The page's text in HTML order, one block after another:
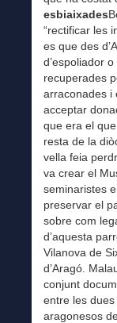
esbiaixades
“rectificar les
es que des
d’espoliador
recuperades
arraconades i
acceptar
que era el
resta de la
vella feia
va crear el
seminaristes
preservar el
sobre com
d’aquesta
Vilanova de
d’Aragó.
conjunt
entre les dues
aragonesos